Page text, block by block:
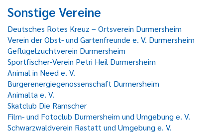
Sonstige Vereine
Deutsches Rotes Kreuz – Ortsverein Durmersheim
Verein der Obst- und Gartenfreunde e. V. Durmersheim
Geflügelzuchtverein Durmersheim
Sportfischer-Verein Petri Heil Durmersheim
Animal in Need e. V.
Bürgerenergiegenossenschaft Durmersheim
Animalta e. V.
Skatclub Die Ramscher
Film- und Fotoclub Durmersheim und Umgebung e. V.
Schwarzwaldverein Rastatt und Umgebung e. V.